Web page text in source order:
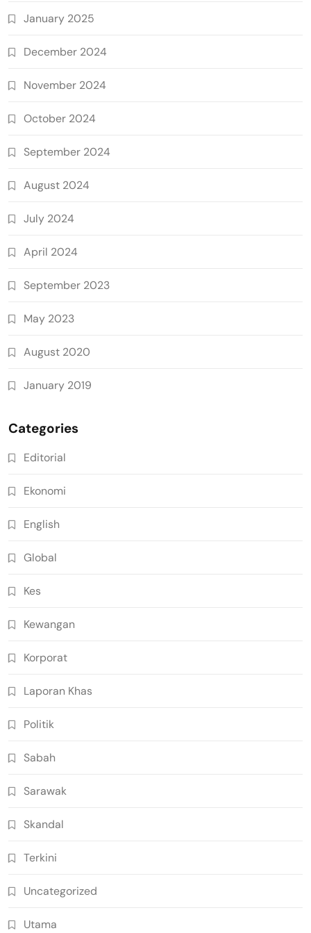
January 2025
December 2024
November 2024
October 2024
September 2024
August 2024
July 2024
April 2024
September 2023
May 2023
August 2020
January 2019
Categories
Editorial
Ekonomi
English
Global
Kes
Kewangan
Korporat
Laporan Khas
Politik
Sabah
Sarawak
Skandal
Terkini
Uncategorized
Utama